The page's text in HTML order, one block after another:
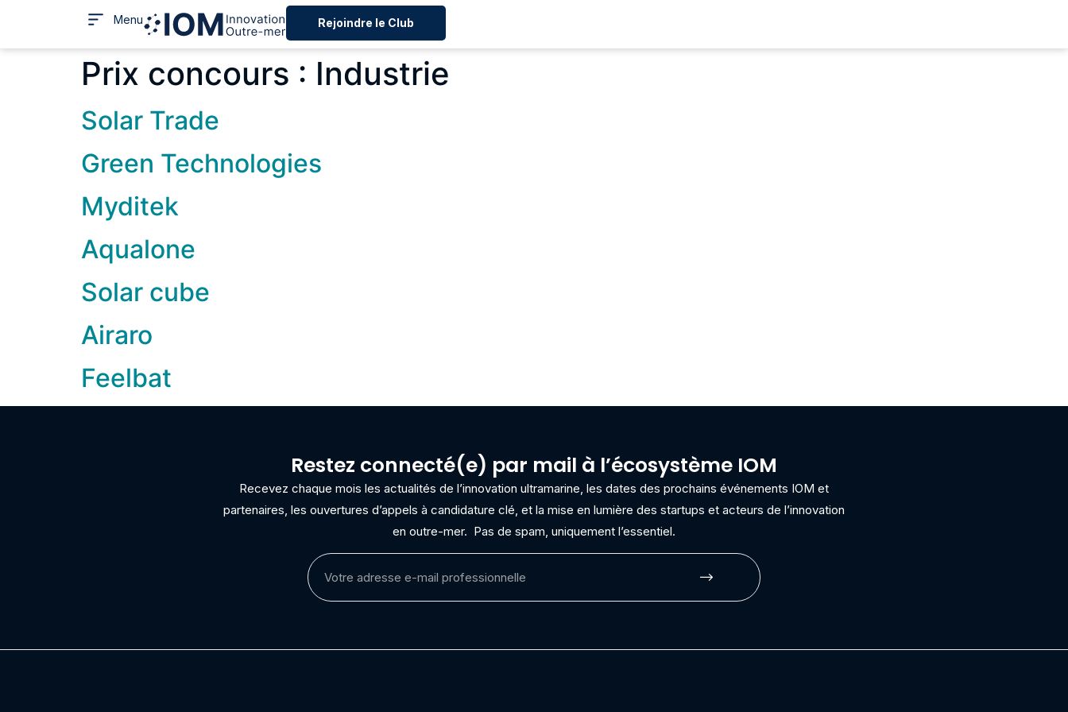
Menu Rejoindre le Club
Prix concours : Industrie
Solar Trade
Green Technologies
Myditek
Aqualone
Solar cube
Airaro
Feelbat
Restez connecté(e) par mail à l’écosystème IOM
Recevez chaque mois les actualités de l’innovation ultramarine, les dates des prochains événements IOM et
partenaires, les ouvertures d’appels à candidature clé, et la mise en lumière des startups et acteurs de l’innovation
en outre-mer. Pas de spam, uniquement l’essentiel.